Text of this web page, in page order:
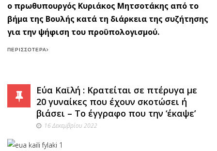
ο πρωθυπουργός Κυριάκος Μητσοτάκης από το
βήμα της Βουλής κατά τη διάρκεια της συζήτησης
για την ψήφιση του προϋπολογισμού.
ΠΕΡΙΣΣΌΤΕΡΑ
Εύα Καϊλή : Κρατείται σε πτέρυγα με
20 γυναίκες που έχουν σκοτώσει ή
βιάσει – Το έγγραφο που την ‘έκαψε’
16 Δεκεμβρίου 2022